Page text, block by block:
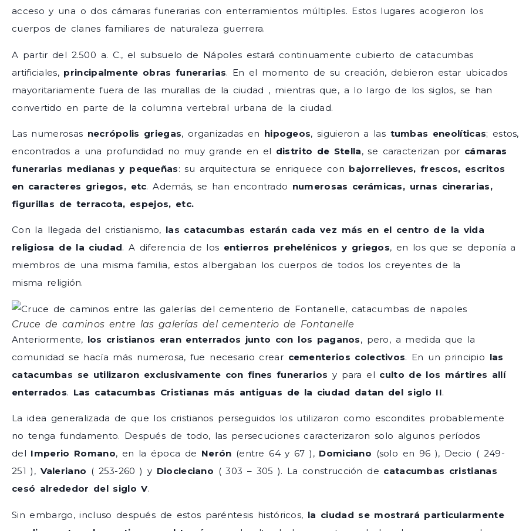
acceso y una o dos cámaras funerarias con enterramientos múltiples. Estos lugares acogieron los
cuerpos de clanes familiares de naturaleza guerrera.
A partir del 2.500 a. C., el subsuelo de Nápoles estará continuamente cubierto de catacumbas
artificiales, principalmente obras funerarias. En el momento de su creación, debieron estar ubicados
mayoritariamente fuera de las murallas de la ciudad , mientras que, a lo largo de los siglos, se han
convertido en parte de la columna vertebral urbana de la ciudad.
Las numerosas necrópolis griegas, organizadas en hipogeos, siguieron a las tumbas eneolíticas; estos,
encontrados a una profundidad no muy grande en el distrito de Stella, se caracterizan por cámaras
funerarias medianas y pequeñas: su arquitectura se enriquece con bajorrelieves, frescos, escritos
en caracteres griegos, etc. Además, se han encontrado numerosas cerámicas, urnas cinerarias,
figurillas de terracota, espejos, etc.
Con la llegada del cristianismo, las catacumbas estarán cada vez más en el centro de la vida
religiosa de la ciudad. A diferencia de los entierros prehelénicos y griegos, en los que se deponía a
miembros de una misma familia, estos albergaban los cuerpos de todos los creyentes de la
misma religión.
Cruce de caminos entre las galerías del cementerio de Fontanelle
Anteriormente, los cristianos eran enterrados junto con los paganos, pero, a medida que la
comunidad se hacía más numerosa, fue necesario crear cementerios colectivos. En un principio las
catacumbas se utilizaron exclusivamente con fines funerarios y para el culto de los mártires allí
enterrados. Las catacumbas Cristianas más antiguas de la ciudad datan del siglo II.
La idea generalizada de que los cristianos perseguidos los utilizaron como escondites probablemente
no tenga fundamento. Después de todo, las persecuciones caracterizaron solo algunos períodos
del Imperio Romano, en la época de Nerón (entre 64 y 67 ), Domiciano (solo en 96 ), Decio ( 249-
251 ), Valeriano ( 253-260 ) y Diocleciano ( 303 – 305 ). La construcción de catacumbas cristianas
cesó alrededor del siglo V.
Sin embargo, incluso después de estos paréntesis históricos, la ciudad se mostrará particularmente